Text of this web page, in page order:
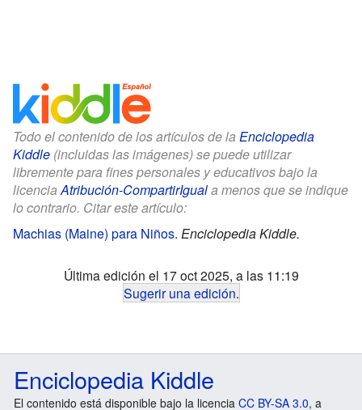
Todo el contenido de los artículos de la Enciclopedia
Kiddle (incluidas las imágenes) se puede utilizar
libremente para fines personales y educativos bajo la
licenciaAtribución-CompartirIguala menos que se indique
lo contrario. Citar este artículo:
Machias (Maine) para Niños. Enciclopedia Kiddle.
Última edición el 17 oct 2025, a las 11:19
Sugerir una edición.
Enciclopedia Kiddle
El contenido está disponible bajo la licencia CC BY-SA 3.0, a